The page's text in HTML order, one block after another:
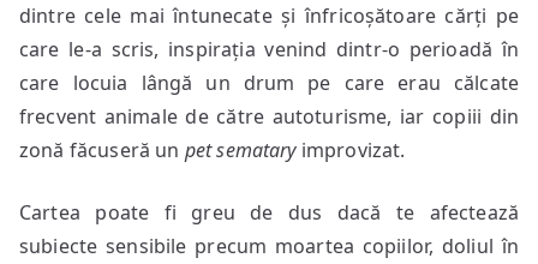
dintre cele mai întunecate și înfricoșătoare cărți pe
care le-a scris, inspirația venind dintr-o perioadă în
care locuia lângă un drum pe care erau călcate
frecvent animale de către autoturisme, iar copiii din
zonă făcuseră un pet semataryimprovizat.
Cartea poate fi greu de dus dacă te afectează
subiecte sensibile precum moartea copiilor, doliul în